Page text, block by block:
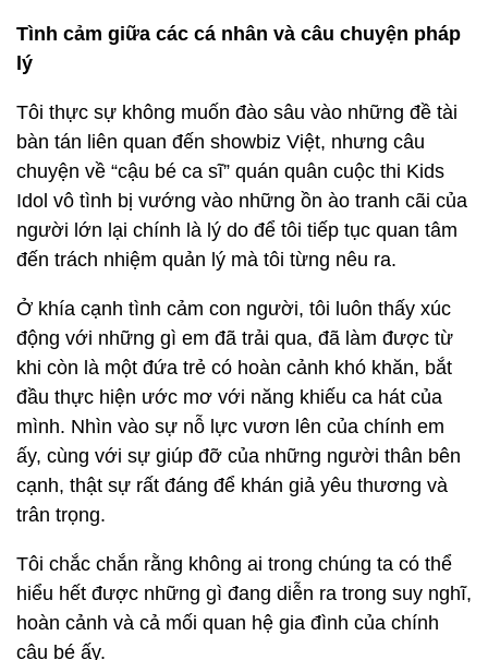
Tình cảm giữa các cá nhân và câu chuyện pháp
lý
Tôi thực sự không muốn đào sâu vào những đề tài
bàn tán liên quan đến showbiz Việt, nhưng câu
chuyện về “cậu bé ca sĩ” quán quân cuộc thi Kids
Idol vô tình bị vướng vào những ồn ào tranh cãi của
người lớn lại chính là lý do để tôi tiếp tục quan tâm
đến trách nhiệm quản lý mà tôi từng nêu ra.
Ở khía cạnh tình cảm con người, tôi luôn thấy xúc
động với những gì em đã trải qua, đã làm được từ
khi còn là một đứa trẻ có hoàn cảnh khó khăn, bắt
đầu thực hiện ước mơ với năng khiếu ca hát của
mình. Nhìn vào sự nỗ lực vươn lên của chính em
ấy, cùng với sự giúp đỡ của những người thân bên
cạnh, thật sự rất đáng để khán giả yêu thương và
trân trọng.
Tôi chắc chắn rằng không ai trong chúng ta có thể
hiểu hết được những gì đang diễn ra trong suy nghĩ,
hoàn cảnh và cả mối quan hệ gia đình của chính
cậu bé ấy.